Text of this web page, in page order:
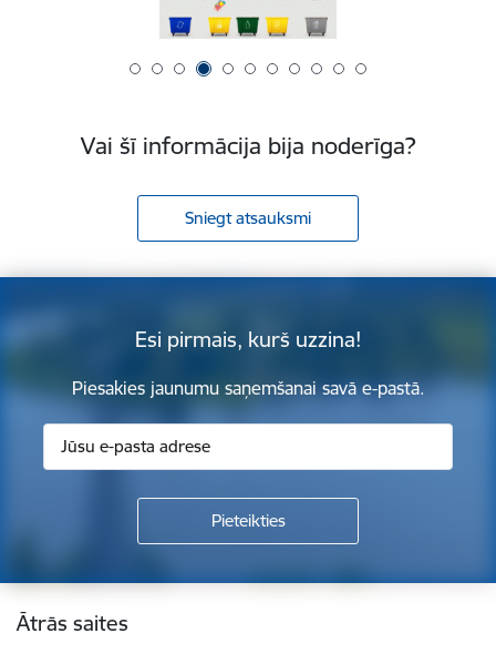
Vai šī informācija bija noderīga?
Sniegt atsauksmi
Esi pirmais, kurš uzzina!
Piesakies jaunumu saņemšanai savā e-pastā.
Kājene
Ātrās saites